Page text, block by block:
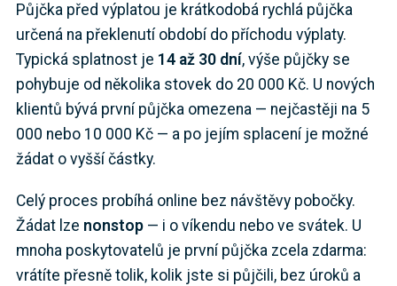
Půjčka před výplatou je krátkodobá rychlá půjčka
určená na překlenutí období do příchodu výplaty.
Typická splatnost je 14 až 30 dní, výše půjčky se
pohybuje od několika stovek do 20 000 Kč. U nových
klientů bývá první půjčka omezena — nejčastěji na 5
000 nebo 10 000 Kč — a po jejím splacení je možné
žádat o vyšší částky.
Celý proces probíhá online bez návštěvy pobočky.
Žádat lze nonstop— i o víkendu nebo ve svátek. U
mnoha poskytovatelů je první půjčka zcela zdarma:
vrátíte přesně tolik, kolik jste si půjčili, bez úroků a